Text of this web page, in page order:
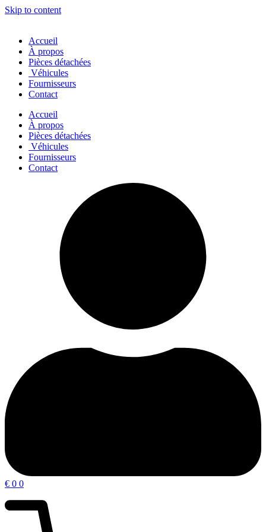
Skip to content
Accueil
À propos
Pièces détachées
Véhicules
Fournisseurs
Contact
Accueil
À propos
Pièces détachées
Véhicules
Fournisseurs
Contact
€ 0 0